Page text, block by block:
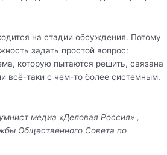
на стадии обсуждения. Потому
задать простой вопрос:
которую пытаются решить, связана
всё-таки с чем-то более системным.
медиа «Деловая Россия» ,
Общественного Совета по